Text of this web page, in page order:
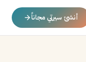
أنشئ سيرتي مجاناً